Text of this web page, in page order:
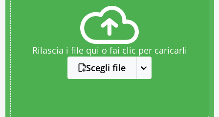
Rilascia i file qui o fai clic per caricarli
Scegli file